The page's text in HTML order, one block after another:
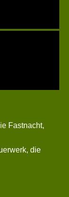
Fastnacht,
die